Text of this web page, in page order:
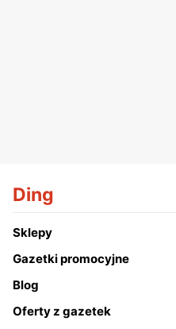
Ding
Sklepy
Gazetki promocyjne
Blog
Oferty z gazetek